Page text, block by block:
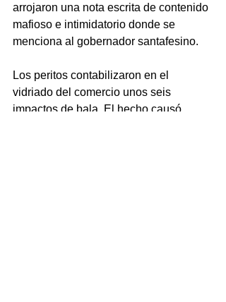
arrojaron una nota escrita de contenido
mafioso e intimidatorio donde se
menciona al gobernador santafesino.
Los peritos contabilizaron en el
vidriado del comercio unos seis
impactos de bala. El hecho causó